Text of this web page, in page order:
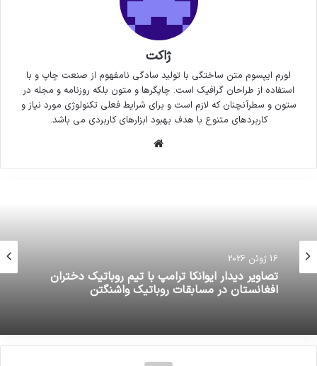
ژاکت
لورم ایپسوم متن ساختگی با تولید سادگی نامفهوم از صنعت چاپ و با
استفاده از طراحان گرافیک است. چاپگرها و متون بلکه روزنامه و مجله در
ستون و سطرآنچنان که لازم است و برای شرایط فعلی تکنولوژی مورد نیاز و
کاربردهای متنوع با هدف بهبود ابزارهای کاربردی می باشد.
16 ژوئن 2026
تصاویر دیدار ایوانکا ترامپ با تیم روباتیک دختران
افغانستان در مسابقات روباتیک واشنگتن